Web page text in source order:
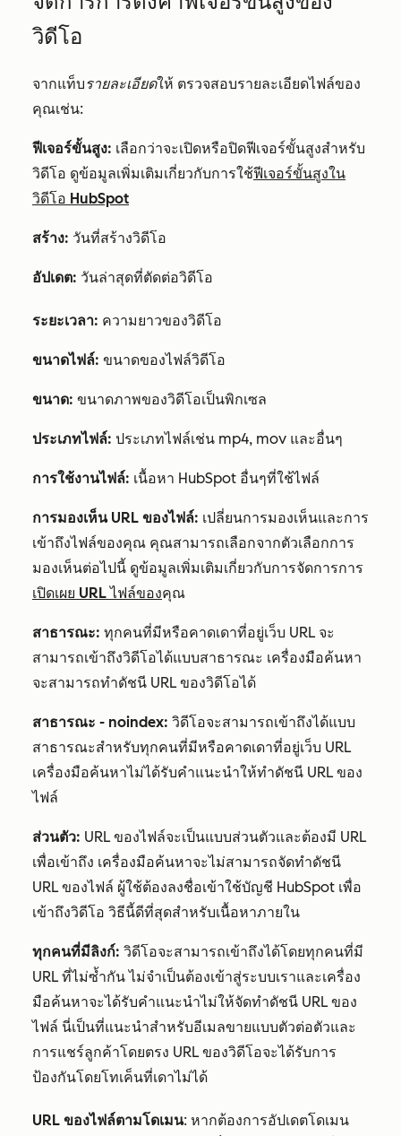
วิดีโอ
จากแท็บรายละเอียดให้ ตรวจสอบรายละเอียดไฟล์ของ
คุณเช่น:
ฟีเจอร์ขั้นสูง: เลือกว่าจะเปิดหรือปิดฟีเจอร์ขั้นสูงสำหรับ
วิดีโอ ดูข้อมูลเพิ่มเติมเกี่ยวกับการใช้ฟีเจอร์ขั้นสูงใน
วิดีโอ HubSpot
สร้าง: วันที่สร้างวิดีโอ
อัปเดต: วันล่าสุดที่ตัดต่อวิดีโอ
ระยะเวลา: ความยาวของวิดีโอ
ขนาดไฟล์: ขนาดของไฟล์วิดีโอ
ขนาด: ขนาดภาพของวิดีโอเป็นพิกเซล
ประเภทไฟล์: ประเภทไฟล์เช่น mp4, mov และอื่นๆ
การใช้งานไฟล์: เนื้อหา HubSpot อื่นๆที่ใช้ไฟล์
การมองเห็น URL ของไฟล์: เปลี่ยนการมองเห็นและการ
เข้าถึงไฟล์ของคุณ คุณสามารถเลือกจากตัวเลือกการ
มองเห็นต่อไปนี้ ดูข้อมูลเพิ่มเติมเกี่ยวกับการจัดการการ
เปิดเผย URL ไฟล์ของคุณ
สาธารณะ: ทุกคนที่มีหรือคาดเดาที่อยู่เว็บ URL จะ
สามารถเข้าถึงวิดีโอได้แบบสาธารณะ เครื่องมือค้นหา
จะสามารถทำดัชนี URL ของวิดีโอได้
สาธารณะ - noindex: วิดีโอจะสามารถเข้าถึงได้แบบ
สาธารณะสำหรับทุกคนที่มีหรือคาดเดาที่อยู่เว็บ URL
เครื่องมือค้นหาไม่ได้รับคำแนะนำให้ทำดัชนี URL ของ
ไฟล์
ส่วนตัว: URL ของไฟล์จะเป็นแบบส่วนตัวและต้องมี URL
เพื่อเข้าถึง เครื่องมือค้นหาจะไม่สามารถจัดทำดัชนี
URL ของไฟล์ ผู้ใช้ต้องลงชื่อเข้าใช้บัญชี HubSpot เพื่อ
เข้าถึงวิดีโอ วิธีนี้ดีที่สุดสำหรับเนื้อหาภายใน
ทุกคนที่มีลิงก์: วิดีโอจะสามารถเข้าถึงได้โดยทุกคนที่มี
URL ที่ไม่ซ้ำกัน ไม่จำเป็นต้องเข้าสู่ระบบเราและเครื่อง
มือค้นหาจะได้รับคำแนะนำไม่ให้จัดทำดัชนี URL ของ
ไฟล์ นี่เป็นที่แนะนำสำหรับอีเมลขายแบบตัวต่อตัวและ
การแชร์ลูกค้าโดยตรง URL ของวิดีโอจะได้รับการ
ป้องกันโดยโทเค็นที่เดาไม่ได้
URL ของไฟล์ตามโดเมน: หากต้องการอัปเดตโดเมน